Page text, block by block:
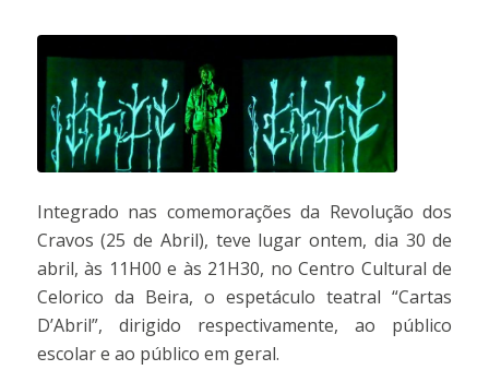
Integrado nas comemorações da Revolução dos
Cravos (25 de Abril), teve lugar ontem, dia 30 de
abril, às 11H00 e às 21H30, no Centro Cultural de
Celorico da Beira, o espetáculo teatral “Cartas
D’Abril”, dirigido respectivamente, ao público
escolar e ao público em geral.